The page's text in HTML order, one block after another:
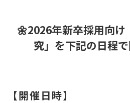
🌼2026年新卒採用向
究」を下記の日程
【開催日時】